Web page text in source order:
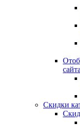
сайта
Скидки